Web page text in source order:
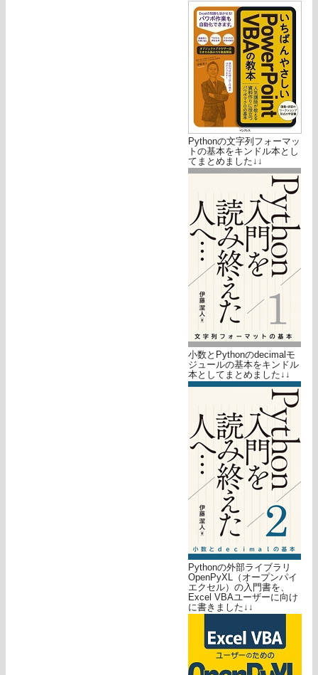
Pythonの文字列フォーマッ
トの基本をキンドル本とし
てまとめました↓↓
小数とPythonのdecimalモ
ジュールの基本をキンドル
本としてまとめました↓↓
Pythonの外部ライブラリ
OpenPyXL（オープンパイ
エクセル）の入門書を、
Excel VBAユーザーに向け
に書きました↓↓